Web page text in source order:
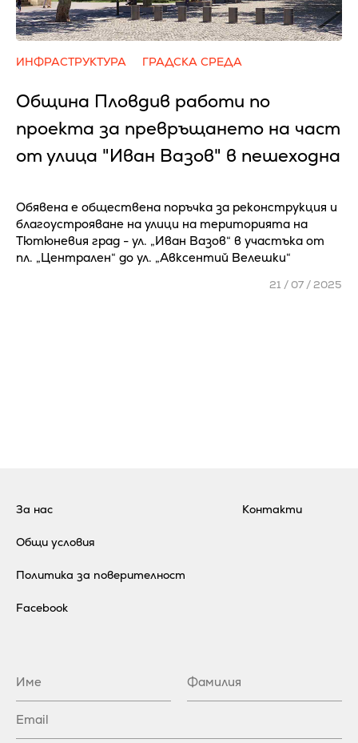
ИНФРАСТРУКТУРА ГРАДСКА СРЕДА
Община Пловдив работи по
проекта за превръщането на част
от улица "Иван Вазов" в пешеходна
Обявена е обществена поръчка за реконструкция и
благоустрояване на улици на територията на
Тютюневия град - ул. „Иван Вазов“ в участъка от
пл. „Централен“ до ул. „Авксентий Велешки“
21 / 07 / 2025
За нас
Общи условия
Политика за поверителност
Контакти
Facebook